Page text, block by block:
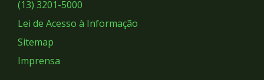
(13) 3201-5000
Lei de Acesso à Informação
Sitemap
Imprensa